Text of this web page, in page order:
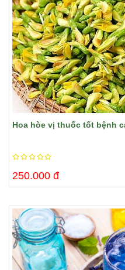
Hoa hòe vị thuốc tốt bệnh
250.000 đ